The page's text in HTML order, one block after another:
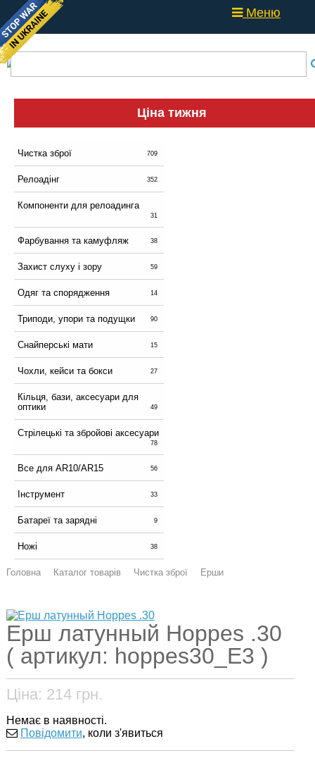
Меню
Ціна тижня
Чистка зброї 709
Релоадінг 352
Компоненти для релоадинга
31
Фарбування та камуфляж 38
Захист слуху і зору 59
Одяг та спорядження 14
Триподи, упори та подущки 90
Снайперські мати 15
Чохли, кейси та бокси 27
Кільця, бази, аксесуари для
оптики
49
Стрілецькі та збройові аксесуари
78
Все для AR10/AR15 56
Інструмент 33
Батареї та зарядні 9
Ножі 38
Головна Каталог товарів Чистка зброї Ерши
Ерш латунный Hoppes .30
( артикул: hoppes30_E3 )
Ціна: 214 грн.
Немає в наявності.
Повідомити, коли з'явиться